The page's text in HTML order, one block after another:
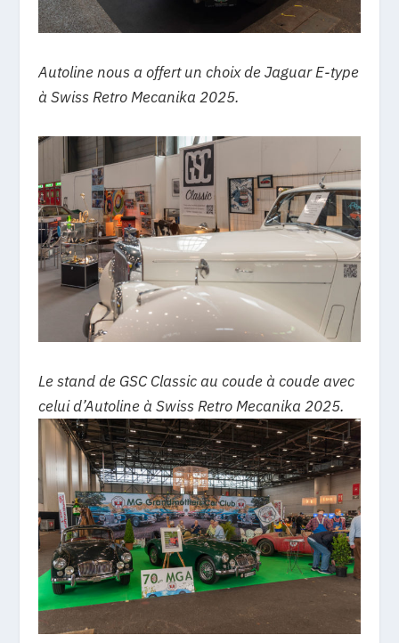
Autoline nous a offert un choix de Jaguar E-type
à Swiss Retro Mecanika 2025.
Le stand de GSC Classic au coude à coude avec
celui d’Autoline à Swiss Retro Mecanika 2025.